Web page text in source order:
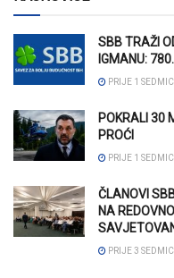
SBB TRAŽI
IGMANU:
PRIJE 1
POKRALI 30
PROĆI
PRIJE 1
ČLANOVI
NA
PRIJE 3